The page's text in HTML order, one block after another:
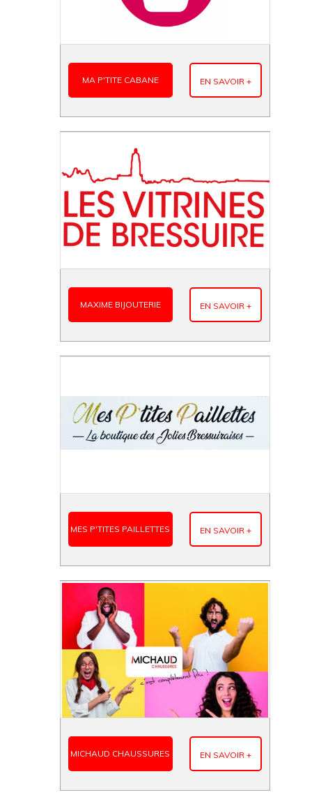
MA P'TITE CABANE EN SAVOIR +
MAXIME BIJOUTERIE EN SAVOIR +
MES P'TITES PAILLETTES EN SAVOIR +
MICHAUD CHAUSSURES EN SAVOIR +